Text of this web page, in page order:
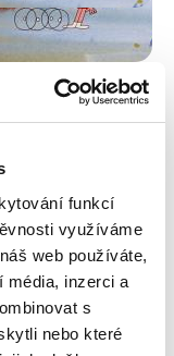
funkcí
využíváme
web používáte,
média, inzerci a
s
nebo které